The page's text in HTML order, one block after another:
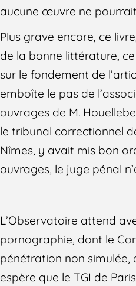
aucune œuvre ne pourrait
Plus grave encore, ce
de la bonne littérature,
sur le fondement de
emboîte le pas de
ouvrages de M.
le tribunal correctionnel
Nîmes, y avait mis bon
ouvrages, le juge pénal
L’Observatoire attend
pornographie, dont le
pénétration non simulée,
espère que le TGI de